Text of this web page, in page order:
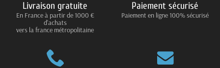
Livraison gratuite
En France à partir de 1000 €
d'achats
vers la france métropolitaine
Paiement sécurisé
Paiement en ligne 100% sécurisé